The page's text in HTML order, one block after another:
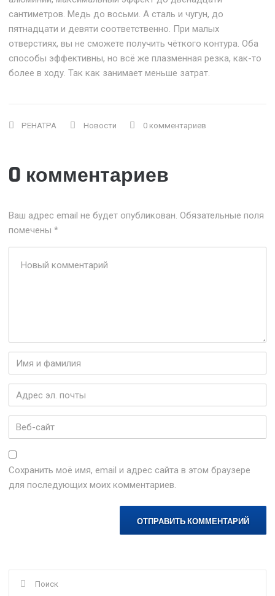
сантиметров. Медь до восьми. А сталь и чугун, до
пятнадцати и девяти соответственно. При малых
отверстиях, вы не сможете получить чёткого контура. Оба
способы эффективны, но всё же плазменная резка, как-то
более в ходу. Так как занимает меньше затрат.
РЕНАТРА Новости 0 комментариев
0 комментариев
Ваш адрес email не будет опубликован. Обязательные поля
помечены*
комментарий*
Имя
и
фамилия*
Адрес
эл.
почты*
Веб-
сайт
Сохранить моё имя, email и адрес сайта в этом браузере
для последующих моих комментариев.